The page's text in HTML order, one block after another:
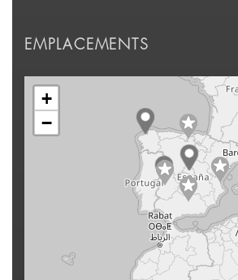
EMPLACEMENTS
+
−